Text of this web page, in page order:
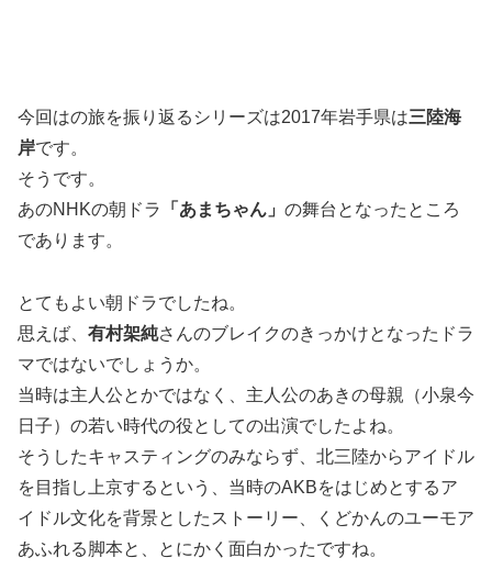
今回はの旅を振り返るシリーズは2017年岩手県は三陸海
岸です。
そうです。
あのNHKの朝ドラ
「あまちゃん」 の舞台となったところ
であります。
とてもよい朝ドラでしたね。
思えば、 有村架純さんのブレイクのきっかけとなったドラ
マではないでしょうか。
当時は主人公とかではなく、主人公のあきの母親（小泉今
日子）の若い時代の役としての出演でしたよね。
そうしたキャスティングのみならず、北三陸からアイドル
を目指し上京するという、当時のAKBをはじめとするア
イドル文化を背景としたストーリー、くどかんのユーモア
あふれる脚本と、とにかく面白かったですね。